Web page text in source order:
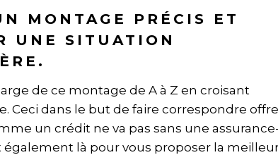
MONTAGE PRÉCIS ET
UNE SITUATION
de ce montage de A à Z en croisant
Ceci dans le but de faire correspondre
un crédit ne va pas sans une
là pour vous proposer la